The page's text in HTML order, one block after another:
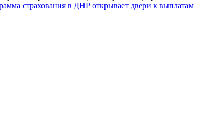
страхования в ДНР открывает двери к выплатам